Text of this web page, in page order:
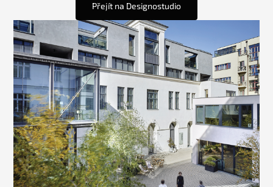
Přejít na Designostudio